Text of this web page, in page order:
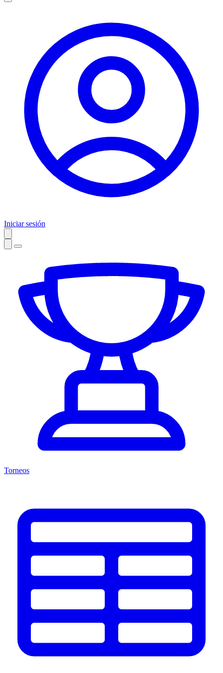
Iniciar sesión
Torneos